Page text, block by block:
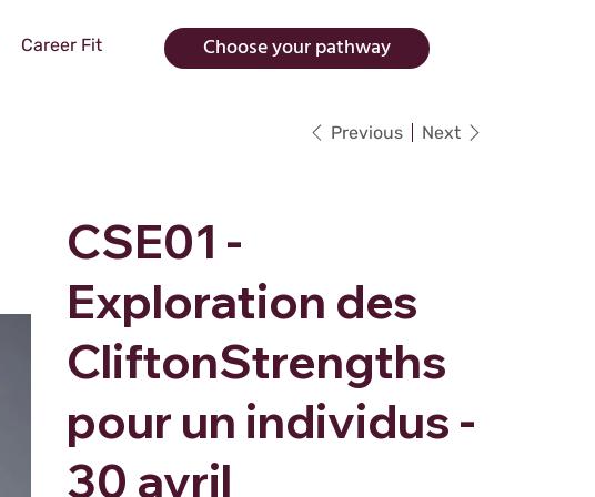
Career Fit Choose your pathway
Previous Next
CSE01 -
Exploration des
CliftonStrengths
pour un individus -
30 avril